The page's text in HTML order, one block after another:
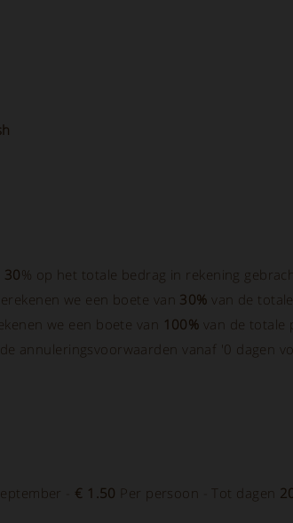
30% op het totale bedrag in rekening
we een boete van 30%van de
we een boete van 100% van de totale
annuleringsvoorwaarden vanaf '0 dagen
- € 1.50 Per persoon - Tot dagen